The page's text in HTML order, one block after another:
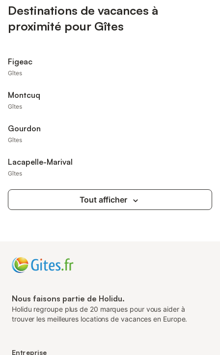
Destinations de vacances à
proximité pour Gîtes
Figeac
Gîtes
Montcuq
Gîtes
Gourdon
Gîtes
Lacapelle-Marival
Gîtes
Tout afficher
Nous faisons partie de Holidu.
Holidu regroupe plus de 20 marques pour vous aider à
trouver les meilleures locations de vacances en Europe.
Entreprise